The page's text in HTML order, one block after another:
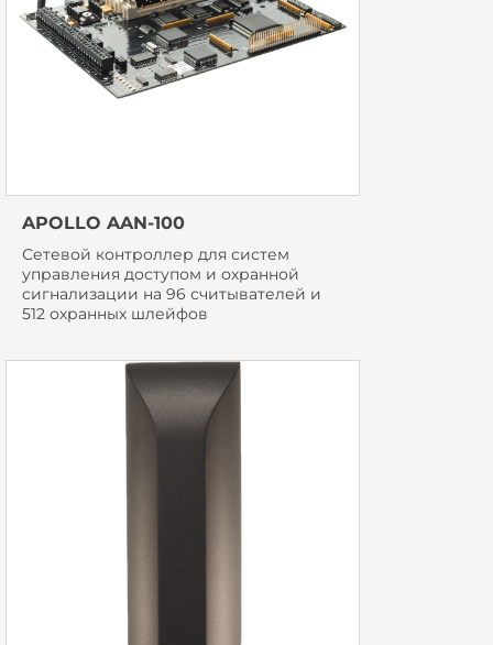
APOLLO AAN-100
Сетевой контроллер для систем
управления доступом и охранной
сигнализации на 96 считывателей и
512 охранных шлейфов